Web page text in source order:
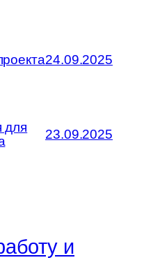
24.09.2025
для
23.09.2025
и